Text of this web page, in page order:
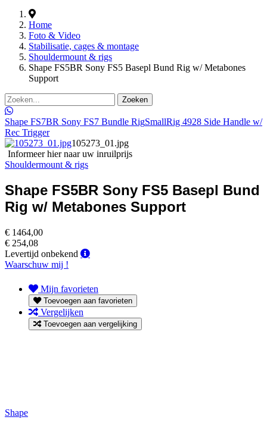
Home
Foto & Video
Stabilisatie, cages & montage
Shouldermount & rigs
Shape FS5BR Sony FS5 Basepl Bund Rig w/ Metabones
Support
Zoeken
Shape FS7BR Sony FS7 Bundle RigSmallRig 4928 Side Handle w/
Rec Trigger
105273_01.jpg
Informeer hier naar uw inruilprijs
Shouldermount & rigs
Shape FS5BR Sony FS5 Basepl Bund
Rig w/ Metabones Support
€ 1464,00
€ 254,08
Levertijd onbekend
Levertijd
Waarschuw mij !
Mijn favorieten
Toevoegen aan favorieten
Vergelijken
Toevoegen aan vergelijking
Shape